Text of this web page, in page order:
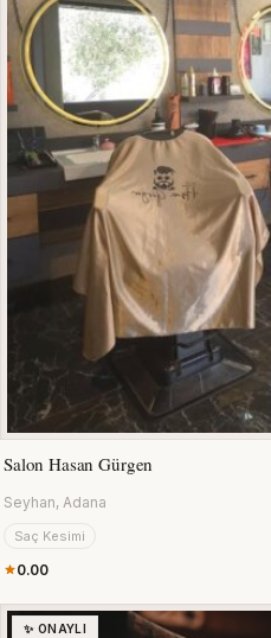
Salon Hasan Gürgen
Seyhan, Adana
Saç Kesimi
0.00
✨ ONAYLI